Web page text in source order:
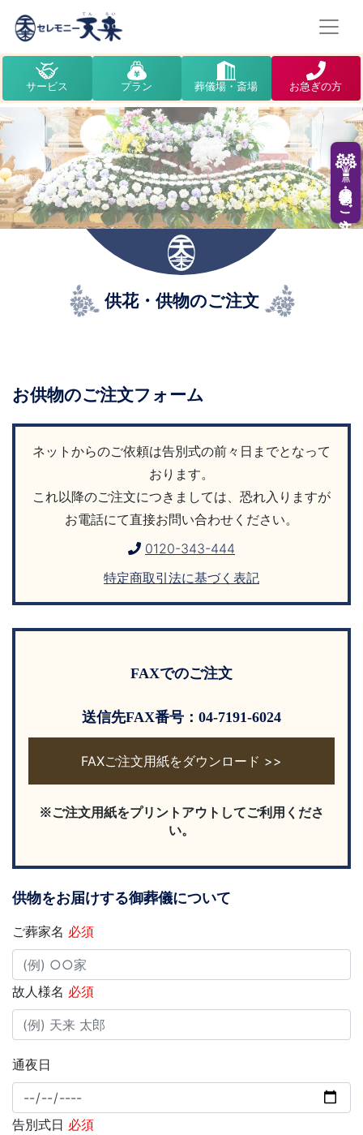
供花・供物のご注文
サービス プラン 葬儀場・斎場 お急ぎの方
供花・供物のご注文
お供物のご注文フォーム
ネットからのご依頼は告別式の前々日までとなって
おります。
これ以降のご注文につきましては、恐れ入りますが
お電話にて直接お問い合わせください。
0120-343-444
特定商取引法に基づく表記
FAXでのご注文
送信先FAX番号：04-7191-6024
FAXご注文用紙をダウンロード >>
※ご注文用紙をプリントアウトしてご利用くださ
い。
供物をお届けする御葬儀について
ご葬家名 必須
故人様名 必須
通夜日
告別式日 必須